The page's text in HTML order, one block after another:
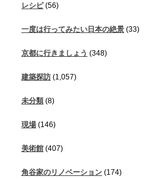
レシピ(56)
一度は行ってみたい日本の絶景 (33)
京都に行きましょう (348)
建築探訪 (1,057)
未分類 (8)
現場 (146)
美術館 (407)
角谷家のリノベーション (174)